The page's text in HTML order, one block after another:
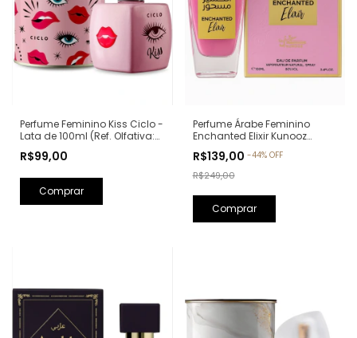
Perfume Feminino Kiss Ciclo -
Lata de 100ml (Ref. Olfativa:
R$99,00
Perfume Árabe Feminino
Enchanted Elixir Kunooz
100ml (Ref. Olfativa: Chance
Eau de Parfum Chanel)
R$139,00 -44% OFF
R$249,00